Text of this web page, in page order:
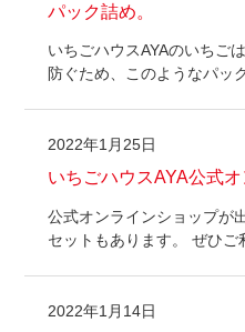
パック詰め。
いちごハウスAYAのいちご
防ぐため、このようなパッ
2022年1月25日
いちごハウスAYA公式
公式オンラインショップが
セットもあります。 ぜひご
2022年1月14日